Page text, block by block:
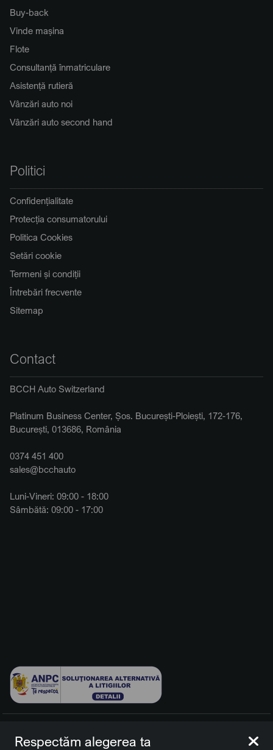
Buy-back
Vinde mașina
Flote
Consultanță înmatriculare
Asistență rutieră
Vânzări auto noi
Vânzări auto second hand
Politici
Confidențialitate
Protecția consumatorului
Politica Cookies
Setări cookie
Termeni și condiții
Întrebări frecvente
Sitemap
Contact
BCCH Auto Switzerland
Platinum Business Center, Șos. București-Ploiești, 172-176,
București, 013686, România
0374 451 400
sales@bcchauto
Luni-Vineri: 09:00 - 18:00
Sâmbătă: 09:00 - 17:00
rezervate.
Respectăm alegerea ta